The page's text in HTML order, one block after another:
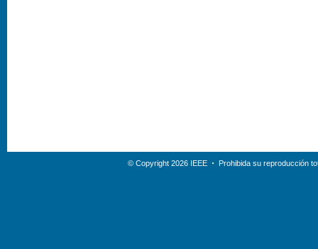
© Copyright 2026 IEEE Prohibida su reproducción